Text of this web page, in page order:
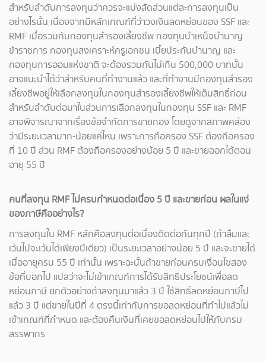
สำหรับลำดับการลงทุนว่าควรจะแบ่งสัดส่วนแต่ละการลงทุนเป็น
อย่างไรนั้น เนื่องจากมีหลักเกณฑ์ที่ว่าวงเงินลดหย่อนของ SSF และ
RMF เมื่อรวมกับกองทุนสำรองเลี้ยงชีพ กองทุนบำเหน็จบำนาญ
ข้าราชการ กองทุนสงเคราะห์ครูเอกชน เบี้ยประกันบำนาญ และ
กองทุนการออมแห่งชาติ จะต้องรวมกันไม่เกิน 500,000 บาทนั้น
อาจแนะนำได้ว่าสำหรับคนที่ทำงานแล้ว และที่ทำงานมีกองทุนสำรอง
เลี้ยงชีพอยู่ให้เลือกลงทุนในกองทุนสำรองเลี้ยงชีพให้เต็มสิทธิ์ก่อน
สำหรับลำดับต่อมาในส่วนการเลือกลงทุนในกองทุน SSF และ RMF
อาจพิจารณาจากเรื่องข้อจำกัดการขายกอง โดยดูจากสภาพคล่อง
ว่ามีระยะเวลามาก-น้อยแค่ไหน เพราะการถือครอง SSF ต้องถือครอง
ที่ 10 ปี ส่วน RMF ต้องถือครองอย่างน้อย 5 ปี และขายออกได้ตอน
อายุ 55 ปี
คนที่ลงทุน RMF ไม่ครบกำหนดต่อเนื่อง 5 ปี และขายก่อน ผลในแง่
ของภาษีคืออย่างไร?
การลงทุนใน RMF หลักคือลงทุนต่อเนื่องติดต่อกันทุกปี (ถ้าลืมและ
เว้นไปจะเว้นได้เพียงปีเดียว) เป็นระยะเวลาอย่างน้อย 5 ปี และจะขายได้
เมื่ออายุครบ 55 ปี เท่านั้น เพราะฉะนั้นถ้าขายก่อนครบเงื่อนไขสอง
ข้อที่บอกไป แปลว่าจะไม่เข้าเกณฑ์การได้รับสิทธิประโยชน์เพื่อลด
หย่อนภาษี ยกตัวอย่างถ้าลงทุนมาแล้ว 3 ปี ใช้สิทธิ์ลดหย่อนภาษีไป
แล้ว 3 ปี แต่ขายในปีที่ 4 ตรงนี้เท่ากับการขอลดหย่อนที่ทำไปแล้วไม่
เข้าเกณฑ์ที่กำหนด และต้องคืนเงินที่เคยขอลดหย่อนไปให้กับกรม
สรรพากร